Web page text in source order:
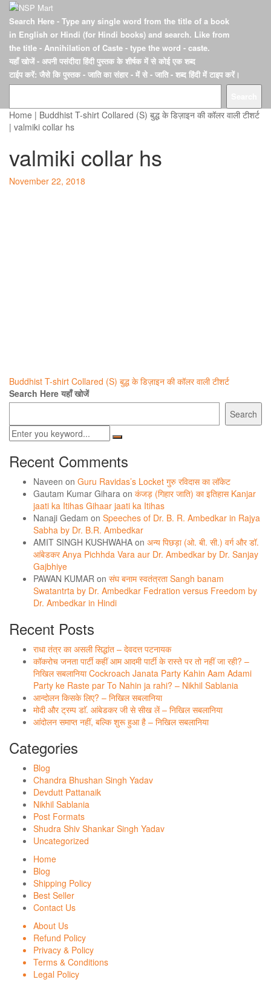
Search Here - Type any single word from the title of a book
in English or Hindi (for Hindi books) and search. Like from
the title - Annihilation of Caste - type the word - caste.
यहाँ खोजें- अपनी पसंदीदा हिंदी पुस्तक के शीर्षक में से कोई एक शब्द
टाईप करें: जैसे कि पुस्तक - जाति का संहार - में से - जाति - शब्द हिंदी में टाइप करें।
Home | Buddhist T-shirt Collared (S) बुद्ध के डिज़ाइन की कॉलर वाली टीशर्ट
| valmiki collar hs
valmiki collar hs
Posted
November 22, 2018
Post
navigation
Buddhist T-shirt Collared (S) बुद्ध के डिज़ाइन की कॉलर वाली टीशर्ट
Search Here यहाँ खोजें
Search
Recent Comments
Naveen on Guru Ravidas’s Locket गुरु रविदास का लॉकेट
Gautam Kumar Gihara on कंजड़ (गिहार जाति) का इतिहास Kanjar
jaati ka Itihas Gihaar jaati ka Itihas
Nanaji Gedam on Speeches of Dr. B. R. Ambedkar in Rajya
Sabha by Dr. B.R. Ambedkar
AMIT SINGH KUSHWAHA on अन्य पिछड़ा (ओ. बी. सी.) वर्ग और डॉ.
आंबेडकर Anya Pichhda Vara aur Dr. Ambedkar by Dr. Sanjay
Gajbhiye
PAWAN KUMAR on संघ बनाम स्वतंत्रता Sangh banam
Swatantrta by Dr. Ambedkar Fedration versus Freedom by
Dr. Ambedkar in Hindi
Recent Posts
राधा तंत्र का असली सिद्धांत – देवदत्त पटनायक
कॉकरोच जनता पार्टी कहीं आम आदमी पार्टी के रास्ते पर तो नहीं जा रही? –
निखिल सबलानिया Cockroach Janata Party Kahin Aam Adami
Party ke Raste par To Nahin ja rahi? – Nikhil Sablania
आन्दोलन किसके लिए? – निखिल सबलानिया
मोदी और ट्रम्प डाॅ. आंबेडकर जी से सीख लें – निखिल सबलानिया
आंदोलन समाप्त नहीं, बल्कि शुरू हुआ है – निखिल सबलानिया
Categories
Blog
Chandra Bhushan Singh Yadav
Devdutt Pattanaik
Nikhil Sablania
Post Formats
Shudra Shiv Shankar Singh Yadav
Uncategorized
Home
Blog
Shipping Policy
Best Seller
Contact Us
About Us
Refund Policy
Privacy & Policy
Terms & Conditions
Legal Policy